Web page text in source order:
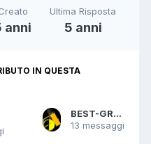
anni
Ultima Risposta
5 anni
IN QUESTA
BEST-GROOVE
13 messaggi